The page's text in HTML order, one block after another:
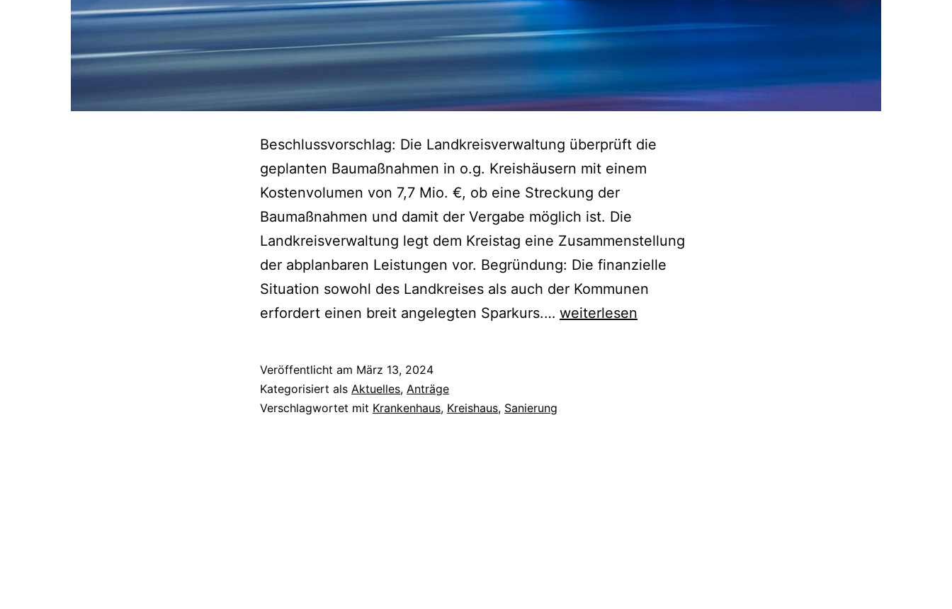
Beschlussvorschlag: Die Landkreisverwaltung überprüft die
geplanten Baumaßnahmen in o.g. Kreishäusern mit einem
Kostenvolumen von 7,7 Mio. €, ob eine Streckung der
Baumaßnahmen und damit der Vergabe möglich ist. Die
Landkreisverwaltung legt dem Kreistag eine Zusammenstellung
der abplanbaren Leistungen vor. Begründung: Die finanzielle
Situation sowohl des Landkreises als auch der Kommunen
erfordert einen breit angelegten Sparkurs.… Änderungsantrag:
weiterlesen
Veröffentlicht am März 13, 2024
Kategorisiert als Aktuelles, Anträge
Verschlagwortet mit Krankenhaus, Kreishaus, Sanierung